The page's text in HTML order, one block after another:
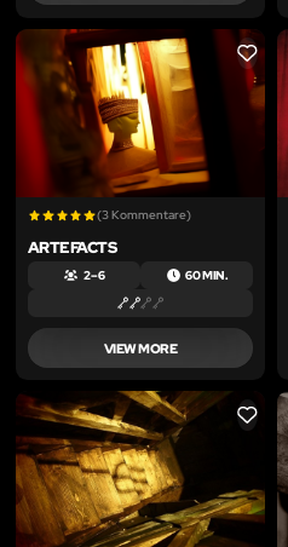
LIKE
(3 Kommentare)
ARTEFACTS
2 – 6 60 MIN.
VIEW MORE
LIKE